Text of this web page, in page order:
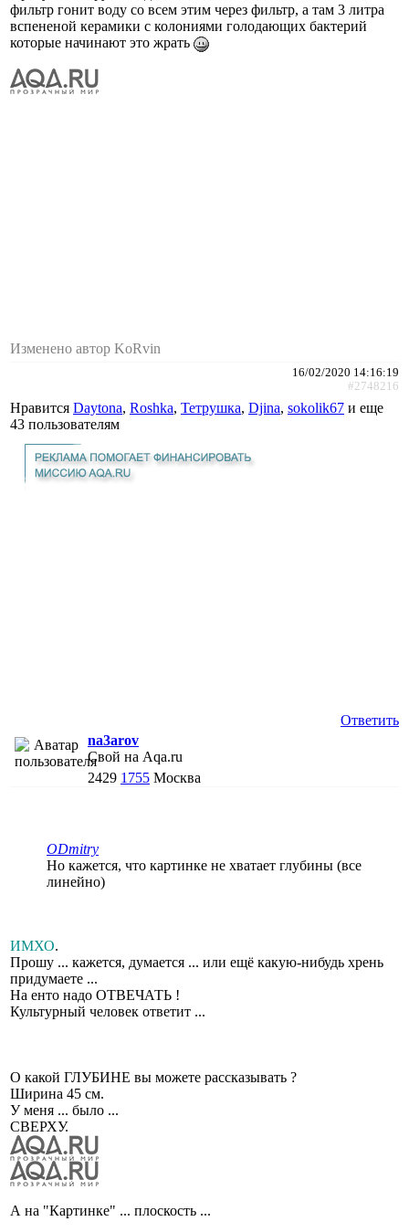
фильтр гонит воду со всем этим через фильтр, а там 3 литра
вспененой керамики с колониями голодающих бактерий
которые начинают это жрать
Изменено автор KoRvin
16/02/2020 14:16:19
#2748216
Нравится Daytona, Roshka, Тетрушка, Djina, sokolik67 и еще
43 пользователям
Ответить
na3arov
Свой на Aqa.ru
2429 1755 Москва
ODmitry
Но кажется, что картинке не хватает глубины (все
линейно)
ИМХО.
Прошу ... кажется, думается ... или ещё какую-нибудь хрень
придумаете ...
На енто надо ОТВЕЧАТЬ !
Культурный человек ответит ...
О какой ГЛУБИНЕ вы можете рассказывать ?
Ширина 45 см.
У меня ... было ...
СВЕРХУ.
А на "Картинке" ... плоскость ...